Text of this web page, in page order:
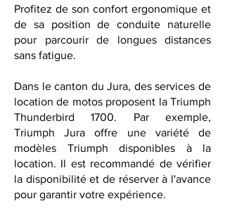
Profitez de son confort ergonomique et
de sa position de conduite naturelle
pour parcourir de longues distances
sans fatigue.
Dans le canton du Jura, des services de
location de motos proposent la Triumph
Thunderbird 1700. Par exemple,
Triumph Jura offre une variété de
modèles Triumph disponibles à la
location. Il est recommandé de vérifier
la disponibilité et de réserver à l'avance
pour garantir votre expérience.